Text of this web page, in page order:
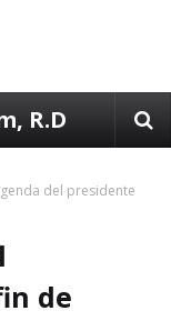
R.D
del presidente
de